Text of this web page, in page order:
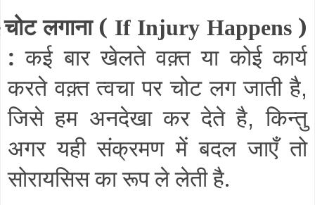
चोट लगाना ( If Injury Happens )
:कई बार खेलते वक़्त या कोई कार्य
करते वक़्त त्वचा पर चोट लग जाती है,
जिसे हम अनदेखा कर देते है,किन्तु
अगर यही संक्रमण में बदल जाएँ तो
सोरायसिस का रूप ले लेती है.